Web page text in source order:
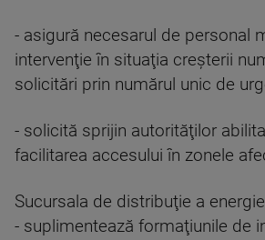
- asigură necesarul de personal
intervenţie în situaţia creşterii
solicitări prin numărul unic de
- solicită sprijin autorităţilor
facilitarea accesului în zonele
Sucursala de distribuţie a
- suplimentează formaţiunile de